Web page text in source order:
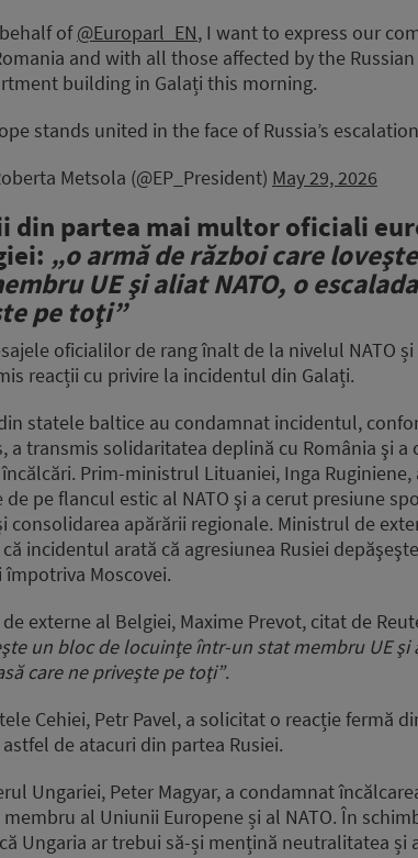
of@Europarl_EN, I want to express our
and with all those affected by the
building in Galați this morning.
stands united in the face of Russia’s
Metsola (@EP_President) May 29, 2026
din partea mai multor oficiali
„o armă de război care
UE şi aliat NATO, o
pe toţi”
oficialilor de rang înalt de la nivelul NATO
reacții cu privire la incidentul din Galați.
statele baltice au condamnat incidentul,
a transmis solidaritatea deplină cu România şi
Prim-ministrul Lituaniei, Inga
pe flancul estic al NATO şi a cerut presiune
consolidarea apărării regionale. Ministrul de
incidentul arată că agresiunea Rusiei
împotriva Moscovei.
externe al Belgiei, Maxime Prevot, citat de
un bloc de locuinţe într-un stat membru UE şi
care ne priveşte pe toţi”.
Cehiei, Petr Pavel, a solicitat o reacție fermă
de atacuri din partea Rusiei.
Ungariei, Peter Magyar, a condamnat
al Uniunii Europene și al NATO. În
Ungaria ar trebui să-și mențină neutralitatea și